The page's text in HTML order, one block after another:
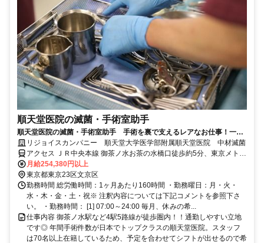
順天堂医院の滅菌・手術室助手
順天堂医院の滅菌・手術室助手 手術を裏で支えるレアなお仕事！一生
モノのスキルが手に入る◎
リジョイスカンパニー 順天堂大学医学部附属順天堂医院 中材滅菌
アクセス ＪＲ中央本線 御茶ノ水お茶の水橋口徒歩約5分、東京メトロ
千代田線 新御茶ノ水B1口徒歩約7分、都営大江戸線 本郷三丁目3番口
徒歩約10分
月給254,380円以上
東京都東京23区文京区
勤務時間 総労働時間：1ヶ月あたり160時間 ・勤務曜日：月・火・
水・木・金・土・祝※ 注釈内容については下記コメントを参照下さ
い。 ・勤務時間： [1] 07:00～24:00 毎月、休みの希...
仕事内容 御茶ノ水駅など4駅5路線が徒歩圏内！！通勤しやすい立地
です◎ 年間手術件数が日本でトップクラスの順天堂医院。スタッフ
は70名以上在籍しているため、予定を合わせてシフトが出せるので希